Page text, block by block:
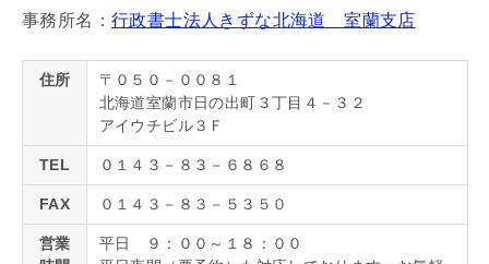
事務所名： 行政書士法人きずな北海道 室蘭支店
住所
〒０５０－００８１
北海道室蘭市日の出町３丁目４－３２
アイウチビル３Ｆ
TEL ０１４３－８３－６８６８
FAX ０１４３－８３－５３５０
営業
平日 ９：００～１８：００